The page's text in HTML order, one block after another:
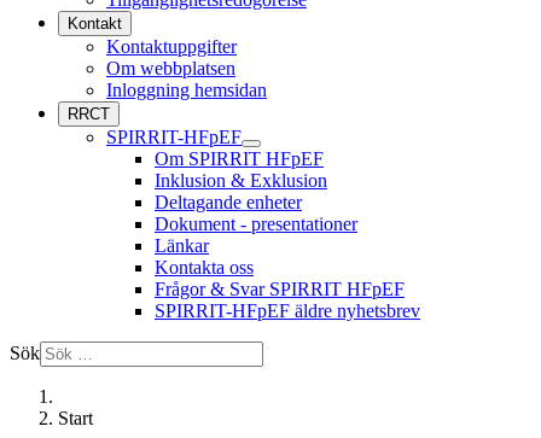
Kontakt
Kontaktuppgifter
Om webbplatsen
Inloggning hemsidan
RRCT
SPIRRIT-HFpEF
Om SPIRRIT HFpEF
Inklusion & Exklusion
Deltagande enheter
Dokument - presentationer
Länkar
Kontakta oss
Frågor & Svar SPIRRIT HFpEF
SPIRRIT-HFpEF äldre nyhetsbrev
Sök
Start